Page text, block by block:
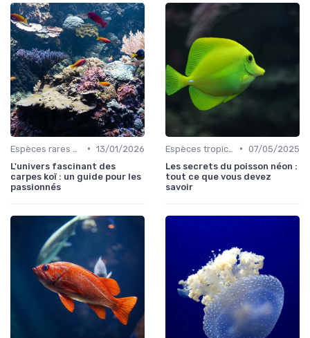
• 13/01/2026
L'univers fascinant des
carpes koï : un guide pour les
passionnés
• 07/05/2025
Les secrets du poisson néon :
tout ce que vous devez
savoir